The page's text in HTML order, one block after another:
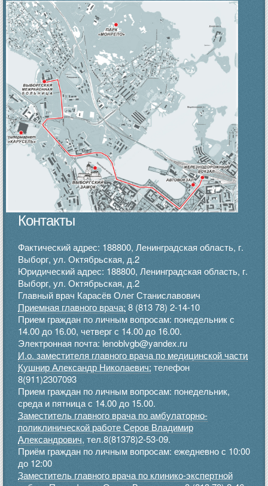
Контакты
Фактический адрес: 188800, Ленинградская область, г.
Выборг, ул. Октябрьская, д.2
Юридический адрес: 188800, Ленинградская область, г.
Выборг, ул. Октябрьская, д.2
Главный врач Карасёв Олег Станиславович
Приемная главного врача: 8 (813 78) 2-14-10
Прием граждан по личным вопросам: понедельник с
14.00 до 16.00, четверг с 14.00 до 16.00.
Электронная почта: lenoblvgb@yandex.ru
И.о. заместителя главного врача по медицинской части
Кушнир Александр Николаевич: телефон
8(911)2307093
Прием граждан по личным вопросам: понедельник,
среда и пятница с 14.00 до 15.00.
Заместитель главного врача по амбулаторно-
поликлинической работе Серов Владимир
Александрович, тел.8(81378)2-53-09.
Приём граждан по личным вопросам: ежедневно с 10:00
до 12:00
Заместитель главного врача по клинико-экспертной